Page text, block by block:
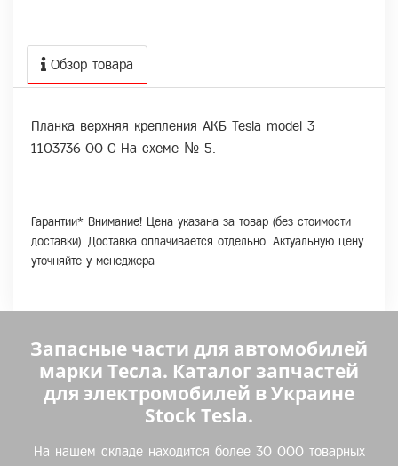
Обзор товара
Планка верхняя крепления АКБ Tesla model 3
1103736-00-C На схеме № 5.
Гарантии* Внимание! Цена указана за товар (без стоимости
доставки). Доставка оплачивается отдельно. Актуальную цену
уточняйте у менеджера
Запасные части для автомобилей
марки Тесла. Каталог запчастей
для электромобилей в Украине
Stock Tesla.
На нашем складе находится более 30 000 товарных